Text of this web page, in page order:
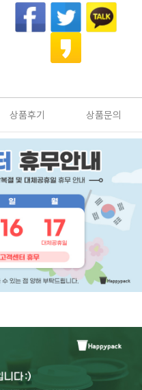
상품후기 상품문의